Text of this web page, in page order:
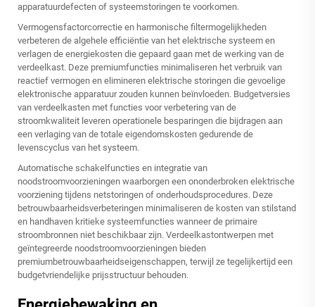
apparatuurdefecten of systeemstoringen te voorkomen.
Vermogensfactorcorrectie en harmonische filtermogelijkheden
verbeteren de algehele efficiëntie van het elektrische systeem en
verlagen de energiekosten die gepaard gaan met de werking van de
verdeelkast. Deze premiumfuncties minimaliseren het verbruik van
reactief vermogen en elimineren elektrische storingen die gevoelige
elektronische apparatuur zouden kunnen beïnvloeden. Budgetversies
van verdeelkasten met functies voor verbetering van de
stroomkwaliteit leveren operationele besparingen die bijdragen aan
een verlaging van de totale eigendomskosten gedurende de
levenscyclus van het systeem.
Automatische schakelfuncties en integratie van
noodstroomvoorzieningen waarborgen een ononderbroken elektrische
voorziening tijdens netstoringen of onderhoudsprocedures. Deze
betrouwbaarheidsverbeteringen minimaliseren de kosten van stilstand
en handhaven kritieke systeemfuncties wanneer de primaire
stroombronnen niet beschikbaar zijn. Verdeelkastontwerpen met
geïntegreerde noodstroomvoorzieningen bieden
premiumbetrouwbaarheidseigenschappen, terwijl ze tegelijkertijd een
budgetvriendelijke prijsstructuur behouden.